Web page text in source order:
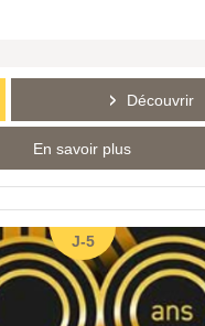
Découvrir
En savoir plus
J-5